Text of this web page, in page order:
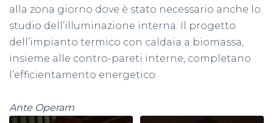
alla zona giorno dove è stato necessario anche lo
studio dell’illuminazione interna. Il progetto
dell’impianto termico con caldaia a biomassa,
insieme alle contro-pareti interne, completano
l’efficientamento energetico.
Ante Operam